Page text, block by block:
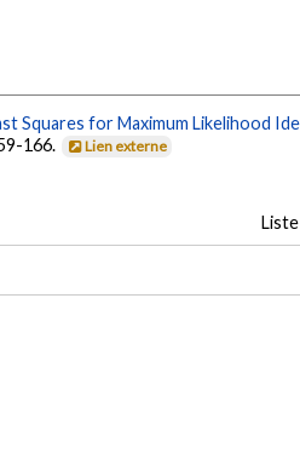
Squares for Maximum Likelihood
166. Lien externe